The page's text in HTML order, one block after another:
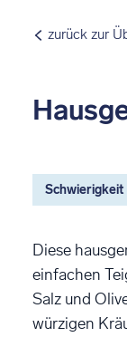
zurück zur
Schwierigkeit
Diese
einfachen
Salz und
würzigen